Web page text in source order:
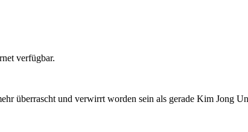
verfügbar.
überrascht und verwirrt worden sein als gerade Kim Jong